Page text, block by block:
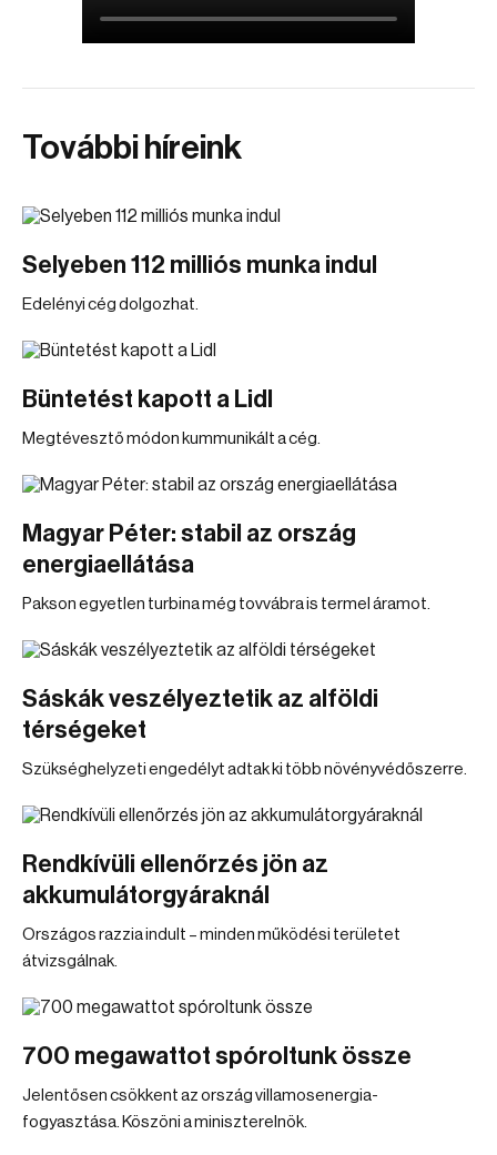
További híreink
Selyeben 112 milliós munka indul
Edelényi cég dolgozhat.
Büntetést kapott a Lidl
Megtévesztő módon kummunikált a cég.
Magyar Péter: stabil az ország
energiaellátása
Pakson egyetlen turbina még tovvábra is termel áramot.
Sáskák veszélyeztetik az alföldi
térségeket
Szükséghelyzeti engedélyt adtak ki több növényvédőszerre.
Rendkívüli ellenőrzés jön az
akkumulátorgyáraknál
Országos razzia indult – minden működési területet
átvizsgálnak.
700 megawattot spóroltunk össze
Jelentősen csökkent az ország villamosenergia-
fogyasztása. Köszöni a miniszterelnök.